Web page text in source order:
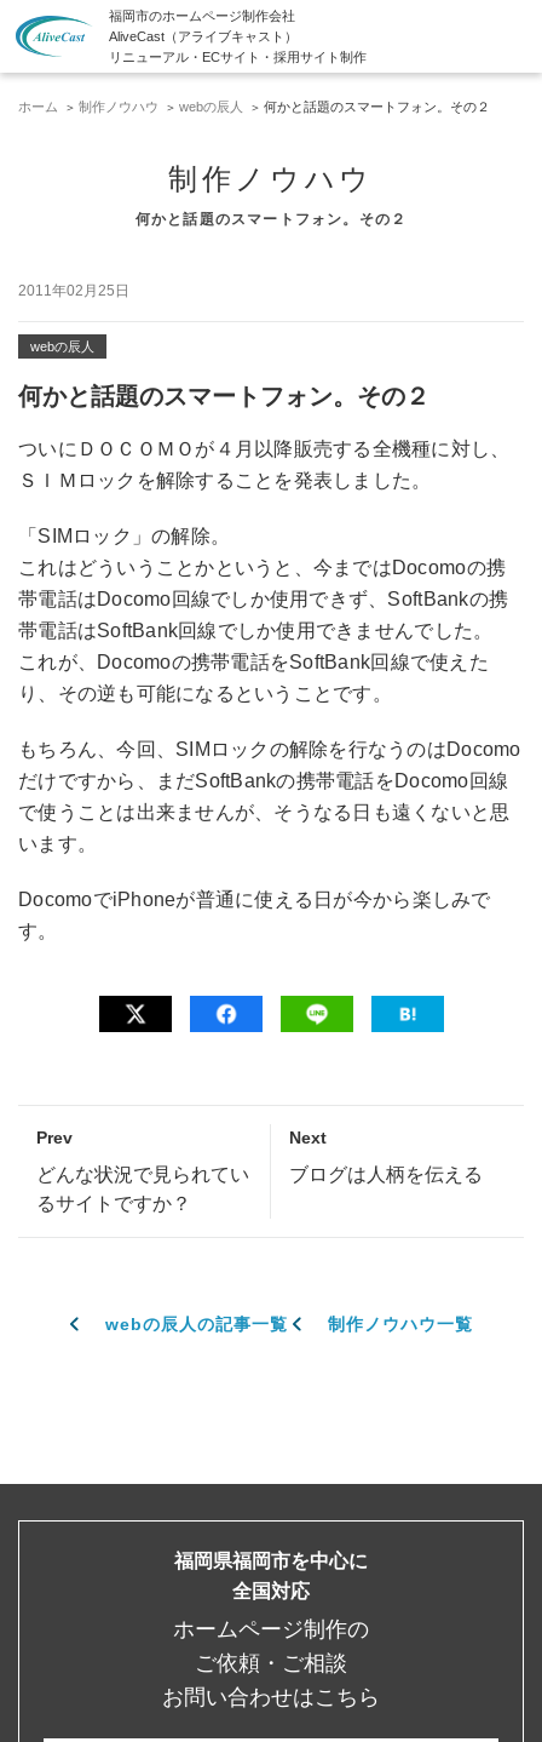
福岡市のホームページ制作会社
AliveCast（アライブキャスト）
リニューアル・ECサイト・採用サイト制作
ホーム 制作ノウハウ webの辰人 何かと話題のスマートフォン。その２
制作ノウハウ
何かと話題のスマートフォン。その２
2011年02月25日
webの辰人
何かと話題のスマートフォン。その２
ついにＤＯＣＯＭＯが４月以降販売する全機種に対し、
ＳＩＭロックを解除することを発表しました。
「SIMロック」の解除。
これはどういうことかというと、今まではDocomoの携
帯電話はDocomo回線でしか使用できず、SoftBankの携
帯電話はSoftBank回線でしか使用できませんでした。
これが、Docomoの携帯電話をSoftBank回線で使えた
り、その逆も可能になるということです。
もちろん、今回、SIMロックの解除を行なうのはDocomo
だけですから、まだSoftBankの携帯電話をDocomo回線
で使うことは出来ませんが、そうなる日も遠くないと思
います。
DocomoでiPhoneが普通に使える日が今から楽しみで
す。
Prev
どんな状況で見られてい
るサイトですか？
Next
ブログは人柄を伝える
webの辰人の記事一覧 制作ノウハウ一覧
福岡県福岡市を中心に
全国対応
ホームページ制作の
ご依頼・ご相談
お問い合わせはこちら